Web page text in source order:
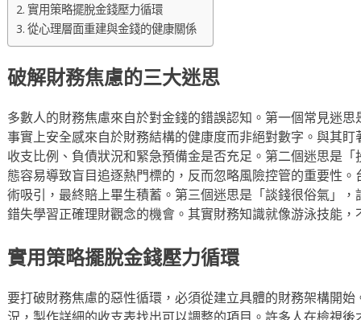
實用策略擺脫金錢壓力循環
從心理層面重建與金錢的健康關係
破解財務焦慮的三大迷思
多數人的財務焦慮來自於對金錢的錯誤認知。第一個常見迷
事實上安全感來自於財務結構的健康度而非絕對數字。與其
收支比例、負債狀況和緊急預備金是否充足。第二個迷思是
態容易導致盲目追逐熱門標的，反而忽略風險控管的重要性
術吸引，最終賠上畢生積蓄。第三個迷思是「談錢很俗氣」
錯失學習正確理財觀念的機會。其實財務知識就像游泳技能
實用策略擺脫金錢壓力循環
要打破財務焦慮的惡性循環，必須從建立具體的財務架構開
況，製作詳細的收支表找出可以調整的項目。許多人在檢視